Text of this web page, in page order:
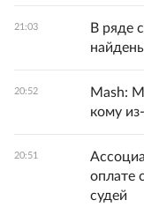
21:03
В ряде
20:52
Mash:
кому
20:51
оплате
судей